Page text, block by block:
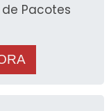
Pacotes